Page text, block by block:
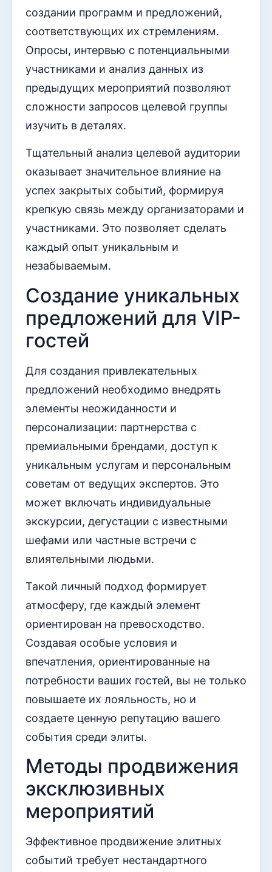
создании программ и предложений,
соответствующих их стремлениям.
Опросы, интервью с потенциальными
участниками и анализ данных из
предыдущих мероприятий позволяют
сложности запросов целевой группы
изучить в деталях.
Тщательный анализ целевой аудитории
оказывает значительное влияние на
успех закрытых событий, формируя
крепкую связь между организаторами и
участниками. Это позволяет сделать
каждый опыт уникальным и
незабываемым.
Создание уникальных
предложений для VIP-
гостей
Для создания привлекательных
предложений необходимо внедрять
элементы неожиданности и
персонализации: партнерства с
премиальными брендами, доступ к
уникальным услугам и персональным
советам от ведущих экспертов. Это
может включать индивидуальные
экскурсии, дегустации с известными
шефами или частные встречи с
влиятельными людьми.
Такой личный подход формирует
атмосферу, где каждый элемент
ориентирован на превосходство.
Создавая особые условия и
впечатления, ориентированные на
потребности ваших гостей, вы не только
повышаете их лояльность, но и
создаете ценную репутацию вашего
события среди элиты.
Методы продвижения
эксклюзивных
мероприятий
Эффективное продвижение элитных
событий требует нестандартного